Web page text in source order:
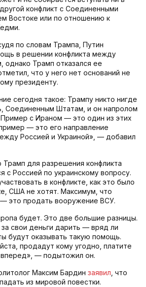
конфликт с Соединенными
Востоке или по отношению к
по словам Трампа, Путин
в решении конфликта между
однако Трамп отказался ее
что у него нет оснований не
президенту.
сегодня такое: Трампу никто нигде
Соединенным Штатам, и он напролом
с Ираном — это один из этих
— это его направление
Россией и Украиной», — добавил
Трамп для разрешения конфликта
с Россией по украинскому вопросу.
в конфликте, как это было
США не хотят. Максимум, что
это продать вооружение ВСУ.
будет. Это две большие разницы.
свои деньги дарить — вряд ли
будут оказывать такую помощь.
продадут кому угодно, платите
вперед», — подытожил он.
Максим Бардин заявил , что
из мировой повестки.